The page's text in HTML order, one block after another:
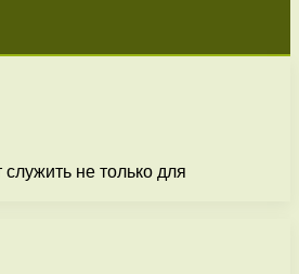
не только для